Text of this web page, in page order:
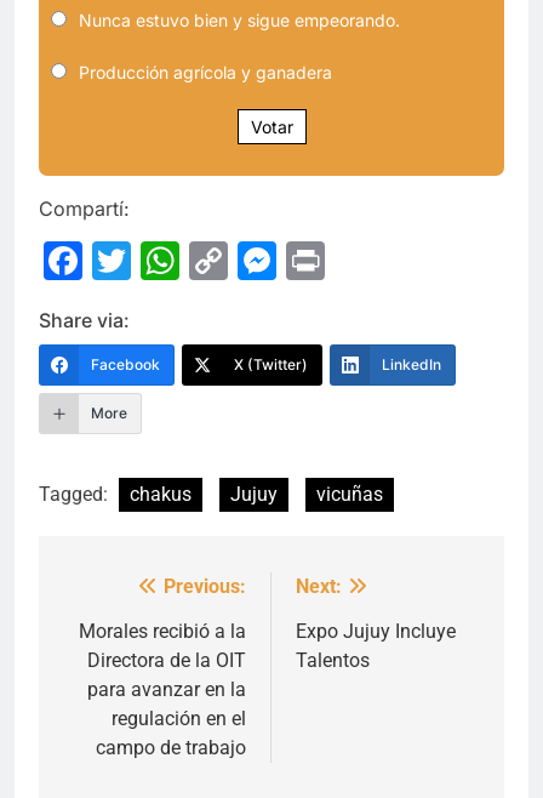
Nunca estuvo bien y sigue empeorando.
Producción agrícola y ganadera
Votar
Compartí:
Facebook
Twitter
WhatsApp
CopyMessenger
Share via:
Facebook X (Twitter) LinkedIn
More
Tagged: chakus Jujuy vicuñas
Navegación
de
entradas
Previous:
Morales recibió a la
Directora de la OIT
para avanzar en la
regulación en el
campo de trabajo
Next:
Expo Jujuy Incluye
Talentos